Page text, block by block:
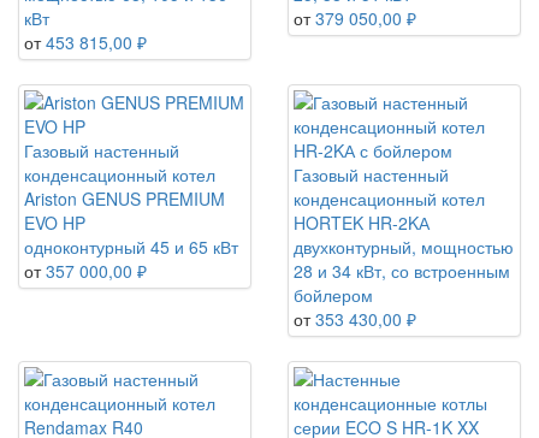
кВт
от 453 815,00 ₽
от 379 050,00 ₽
Газовый настенный
конденсационный котел
Ariston GENUS PREMIUM
EVO HP
одноконтурный 45 и 65 кВт
от 357 000,00 ₽
Газовый настенный
конденсационный котел
HORTEK HR-2KА
двухконтурный, мощностью
28 и 34 кВт, со встроенным
бойлером
от 353 430,00 ₽